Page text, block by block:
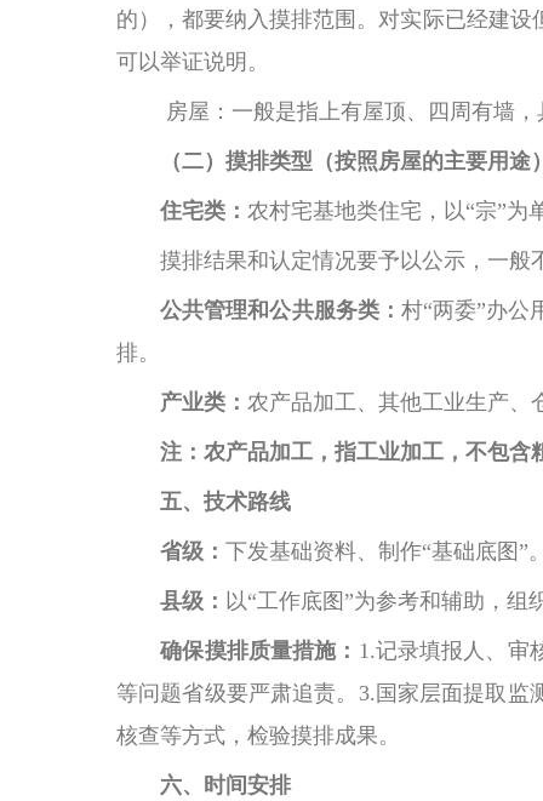
的），都要纳入摸排范围。对实际已经建
可以举证说明。
房屋：一般是指上有屋顶、四周有墙
（二）摸排类型（按照房屋的主要用途
住宅类： 农村宅基地类住宅，以“宗”为
摸排结果和认定情况要予以公示，一般
公共管理和公共服务类： 村“两委”办公
排。
产业类： 农产品加工、其他工业生产、
注：农产品加工，指工业加工，不包含
五、技术路线
省级： 下发基础资料、制作“基础底图”
县级： 以“工作底图”为参考和辅助，组
确保摸排质量措施： 1.记录填报人、审
等问题省级要严肃追责。3.国家层面提取
核查等方式，检验摸排成果。
六、时间安排